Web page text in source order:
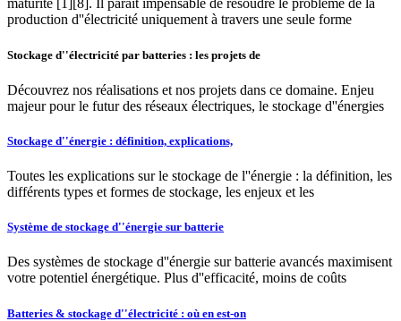
maturité [1][8]. Il parait impensable de résoudre le problème de la
production d''électricité uniquement à travers une seule forme
Stockage d''électricité par batteries : les projets de
Découvrez nos réalisations et nos projets dans ce domaine. Enjeu
majeur pour le futur des réseaux électriques, le stockage d''énergies
Stockage d''énergie : définition, explications,
Toutes les explications sur le stockage de l''énergie : la définition, les
différents types et formes de stockage, les enjeux et les
Système de stockage d''énergie sur batterie
Des systèmes de stockage d''énergie sur batterie avancés maximisent
votre potentiel énergétique. Plus d''efficacité, moins de coûts
Batteries & stockage d''électricité : où en est-on